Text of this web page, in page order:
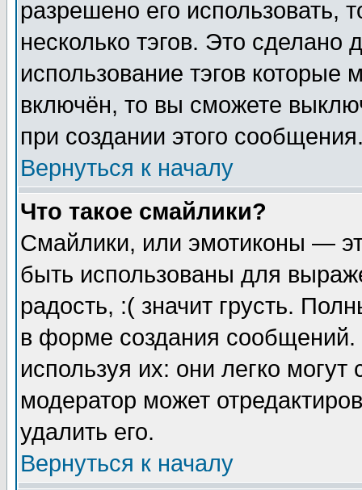
разрешено его использовать,
несколько тэгов. Это сделано
использование тэгов
включён, то вы сможете
при создании этого
Вернуться к началу
Что такое смайлики?
Смайлики, или эмотиконы —
быть использованы для
радость, :( значит грусть.
в форме создания сообщений.
используя их: они легко
модератор может
удалить его.
Вернуться к началу